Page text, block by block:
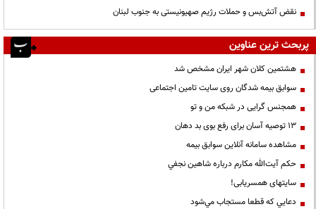
نقض آتش‌بس و حملات رژیم صهیونیستی به جنوب لبنان
پربحث ترین عناوین
هشتمین کلان شهر ایران مشخص شد
سوابق بیمه شدگان روی سایت تامین اجتماعی
همجنس گرایی در شبکه من و تو
13 توصیه آسان برای رفع بوی بد دهان
مشاهده سامانه آنلاين سوابق بیمه
حكم آيت‌الله مكارم درباره شاهين نجفي
سایتهای همسریابی!
دعايي كه قطعا مستجاب مي‌شود